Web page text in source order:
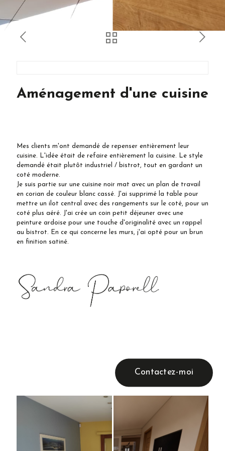
Aménagement d'une cuisine
Mes clients m'ont demandé de repenser entièrement leur
cuisine. L'idée était de refaire entièrement la cuisine. Le style
demandé était plutôt industriel / bistrot, tout en gardant un
coté moderne.
Je suis partie sur une cuisine noir mat avec un plan de travail
en corian de couleur blanc cassé. J'ai supprimé la table pour
mettre un ilot central avec des rangements sur le coté, pour un
coté plus aéré. J'ai crée un coin petit déjeuner avec une
peinture ardoise pour une touche d'originalité avec un rappel
au bistrot. En ce qui concerne les murs, j'ai opté pour un brun
en finition satiné.
Contactez-moi